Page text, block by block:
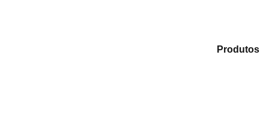
Produtos